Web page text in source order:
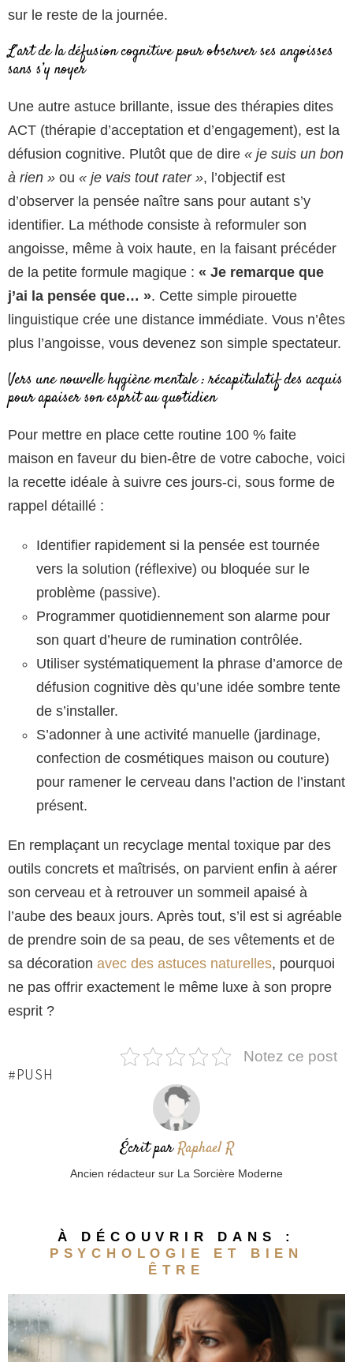
sur le reste de la journée.
L’art de la défusion cognitive pour observer ses angoisses
sans s’y noyer
Une autre astuce brillante, issue des thérapies dites
ACT (thérapie d’acceptation et d’engagement), est la
défusion cognitive. Plutôt que de dire « je suis un bon
à rien » ou « je vais tout rater », l’objectif est
d’observer la pensée naître sans pour autant s’y
identifier. La méthode consiste à reformuler son
angoisse, même à voix haute, en la faisant précéder
de la petite formule magique : « Je remarque que
j’ai la pensée que… ». Cette simple pirouette
linguistique crée une distance immédiate. Vous n’êtes
plus l’angoisse, vous devenez son simple spectateur.
Vers une nouvelle hygiène mentale : récapitulatif des acquis
pour apaiser son esprit au quotidien
Pour mettre en place cette routine 100 % faite
maison en faveur du bien-être de votre caboche, voici
la recette idéale à suivre ces jours-ci, sous forme de
rappel détaillé :
Identifier rapidement si la pensée est tournée
vers la solution (réflexive) ou bloquée sur le
problème (passive).
Programmer quotidiennement son alarme pour
son quart d’heure de rumination contrôlée.
Utiliser systématiquement la phrase d’amorce de
défusion cognitive dès qu’une idée sombre tente
de s’installer.
S’adonner à une activité manuelle (jardinage,
confection de cosmétiques maison ou couture)
pour ramener le cerveau dans l’action de l’instant
présent.
En remplaçant un recyclage mental toxique par des
outils concrets et maîtrisés, on parvient enfin à aérer
son cerveau et à retrouver un sommeil apaisé à
l’aube des beaux jours. Après tout, s’il est si agréable
de prendre soin de sa peau, de ses vêtements et de
sa décoration avec des astuces naturelles, pourquoi
ne pas offrir exactement le même luxe à son propre
esprit ?
Notez ce post
PUSH
Écrit parRaphael R
Ancien rédacteur sur La Sorcière Moderne
À DÉCOUVRIR DANS :
PSYCHOLOGIE ET BIEN
ÊTRE